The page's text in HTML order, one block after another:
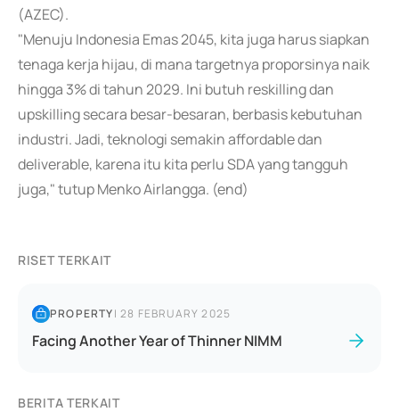
(AZEC).
"Menuju Indonesia Emas 2045, kita juga harus siapkan
tenaga kerja hijau, di mana targetnya proporsinya naik
hingga 3% di tahun 2029. Ini butuh reskilling dan
upskilling secara besar-besaran, berbasis kebutuhan
industri. Jadi, teknologi semakin affordable dan
deliverable, karena itu kita perlu SDA yang tangguh
juga," tutup Menko Airlangga. (end)
RISET TERKAIT
PROPERTY|28 FEBRUARY 2025
Facing Another Year of Thinner NIMM
BERITA TERKAIT